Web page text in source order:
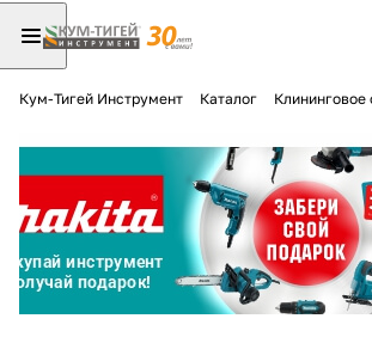
Кум-Тигей Инструмент Каталог Клининговое
Разбейте
оплатуна части
без переплат